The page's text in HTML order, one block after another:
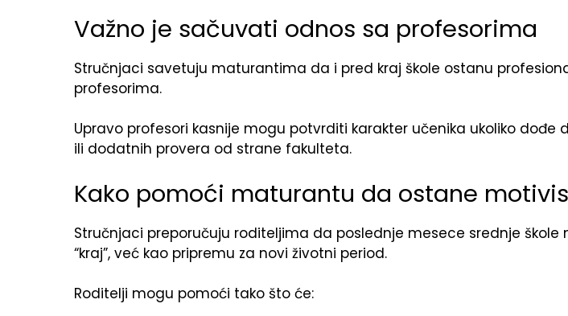
Važno je sačuvati odnos sa profesorima
Stručnjaci savetuju maturantima da i pred kraj škole ostanu
profesorima.
Upravo profesori kasnije mogu potvrditi karakter učenika ukoliko dođe
ili dodatnih provera od strane fakulteta.
Kako pomoći maturantu da ostane
Stručnjaci preporučuju roditeljima da poslednje mesece srednje škole
“kraj”, već kao pripremu za novi životni period.
Roditelji mogu pomoći tako što će: